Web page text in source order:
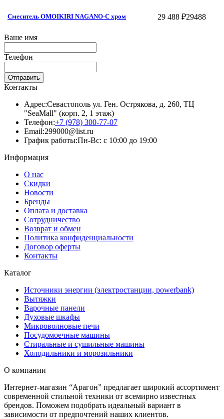
Смеситель OMOIKIRI NAGANO-C хром 29 488 ₽29488
Ваше имя
Телефон
Отправить
Контакты
Адрес:Севастополь ул. Ген. Острякова, д. 260, ТЦ
"SeaMall" (корп. 2, 1 этаж)
Телефон:+7 (978) 300-77-07
Email:299000@list.ru
График работы:Пн-Вс: с 10:00 до 19:00
Информация
О нас
Скидки
Новости
Бренды
Оплата и доставка
Сотрудничество
Возврат и обмен
Политика конфиденциальности
Договор оферты
Контакты
Каталог
Источники энергии (электростанции, powerbank)
Вытяжки
Варочные панели
Духовые шкафы
Микроволновые печи
Посудомоечные машины
Стиральные и сушильные машины
Холодильники и морозильники
О компании
Интернет-магазин “Арагон” предлагает широкий ассортимент
современной стильной техники от всемирно известных
брендов. Поможем подобрать идеальный вариант в
зависимости от предпочтений наших клиентов.